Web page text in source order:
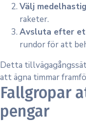
Välj
raketer.
Avsluta efter
rundor för att
Detta
att ägna timmar
Fallgropar
pengar